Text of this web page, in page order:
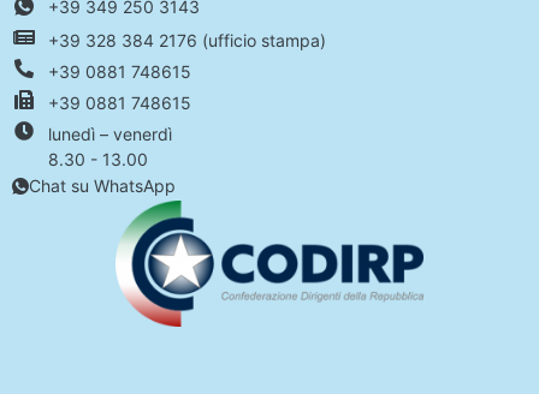
+39 349 250 3143
+39 328 384 2176 (ufficio stampa)
+39 0881 748615
+39 0881 748615
lunedì – venerdì
8.30 - 13.00
Chat su WhatsApp